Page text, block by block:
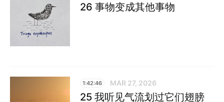
26 事物变成其他事物
1:42:46 MAR 27, 2026
25 我听见气流划过它们翅膀